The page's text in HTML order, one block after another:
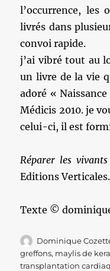
l’occurrence, les
livrés dans
convoi rapide.
j’ai vibré tout au
un livre de la vie
adoré «
Médicis 2010. je
celui-ci, il est
Réparer les vivants
Editions
Texte ©
Auteur
Dominique
greffons, maylis de
transplantation